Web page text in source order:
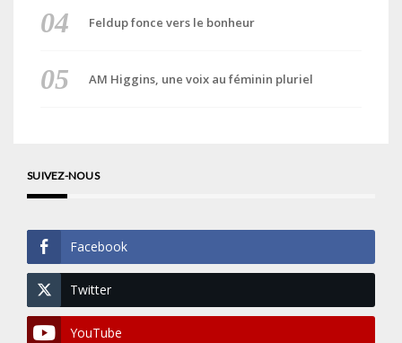
Feldup fonce vers le bonheur
AM Higgins, une voix au féminin pluriel
SUIVEZ-NOUS
Facebook
Twitter
YouTube